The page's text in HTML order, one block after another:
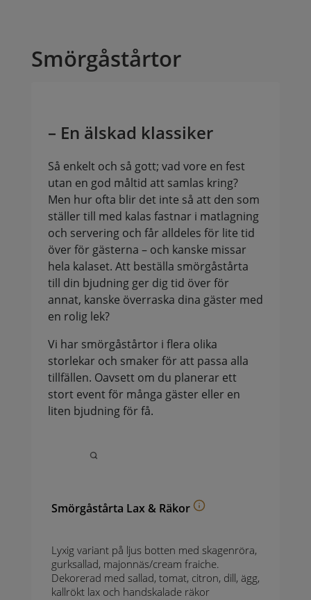
Smörgåstårtor
– En älskad klassiker
Så enkelt och så gott; vad vore en fest
utan en god måltid att samlas kring?
Men hur ofta blir det inte så att den som
ställer till med kalas fastnar i matlagning
och servering och får alldeles för lite tid
över för gästerna – och kanske missar
hela kalaset. Att beställa smörgåstårta
till din bjudning ger dig tid över för
annat, kanske överraska dina gäster med
en rolig lek?
Vi har smörgåstårtor i flera olika
storlekar och smaker för att passa alla
tillfällen. Oavsett om du planerar ett
stort event för många gäster eller en
liten bjudning för få.
Smörgåstårta Lax & Räkor
Lyxig variant på ljus botten med skagenröra,
gurksallad, majonnäs/cream fraiche.
Dekorerad med sallad, tomat, citron, dill, ägg,
kallrökt lax och handskalade räkor